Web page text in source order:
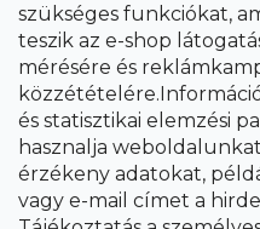
szükséges funkciókat,
teszik az e-shop
mérésére és
és statisztikai elemzési
hasznalja
érzékeny adatokat,
vagy e-mail címet a
Shoptet